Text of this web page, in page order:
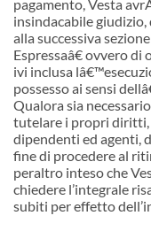
pagamento, Vesta
insindacabile giudizio,
alla successiva sezione
Espressaâ€ ovvero
ivi inclusa lâ€™
possesso ai sensi dell
Qualora sia
tutelare i propri diritti,
dipendenti ed agenti,
fine di procedere al
peraltro inteso che
chiedere l’integrale
subiti per effetto